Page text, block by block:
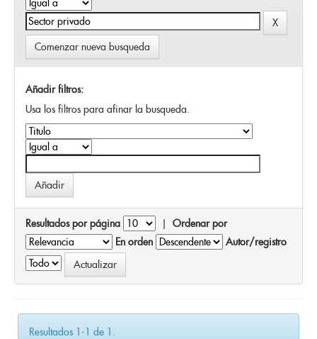
Comenzar nueva busqueda
Añadir filtros:
Usa los filtros para afinar la busqueda.
Resultados por página | Ordenar por
En orden
Autor/registro
Resultados 1-1 de 1.